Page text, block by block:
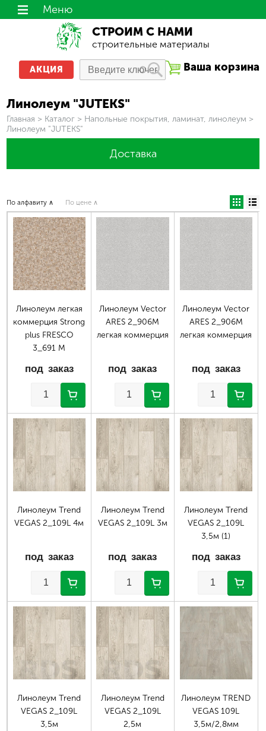
СТРОИМ С НАМИ
строительные материалы
Ваша корзина
АКЦИЯ
Меню
Линолеум "JUTEKS"
Вы здесь
Главная > Каталог > Напольные покрытия, ламинат, линолеум >
Линолеум "JUTEKS"
Доставка
По алфавиту ∧ По цене ∧
Линолеум легкая
коммерция Strong
plus FRESCO
3_691 М
под заказ
Линолеум Vector
ARES 2_906M
легкая коммерция
под заказ
Линолеум Vector
ARES 2_906M
легкая коммерция
под заказ
Линолеум Trend
VEGAS 2_109L 4м
под заказ
Линолеум Trend
VEGAS 2_109L 3м
под заказ
Линолеум Trend
VEGAS 2_109L
3,5м (1)
под заказ
Линолеум Trend
VEGAS 2_109L
3,5м
Линолеум Trend
VEGAS 2_109L
2,5м
Линолеум TREND
VEGAS 109L
3,5м/2,8мм